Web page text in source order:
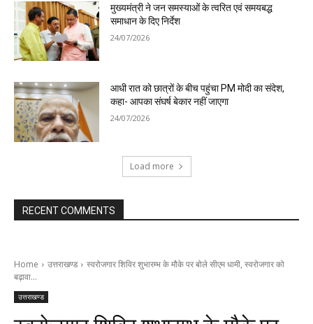
मुख्यमंत्री ने जन समस्याओं के त्वरित एवं समयबद्ध
समाधान के दिए निर्देश
24/07/2026
आधी रात को छात्रों के बीच पहुंचा PM मोदी का संदेश,
कहा- आपका संघर्ष बेकार नहीं जाएगा
24/07/2026
Load more
RECENT COMMENTS